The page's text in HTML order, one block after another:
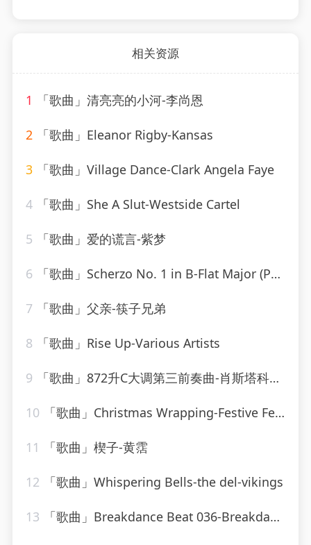
相关资源
1 「歌曲」清亮亮的小河-李尚恩
2 「歌曲」Eleanor Rigby-Kansas
3 「歌曲」Village Dance-Clark Angela Faye
4 「歌曲」She A Slut-Westside Cartel
5 「歌曲」爱的谎言-紫梦
6 「歌曲」Scherzo No. 1 in B-Flat Major (Posthumous) D.593-Paul de Conne、Peter Phillips
7 「歌曲」父亲-筷子兄弟
8 「歌曲」Rise Up-Various Artists
9 「歌曲」872升C大调第三前奏曲-肖斯塔科维奇
10 「歌曲」Christmas Wrapping-Festive Fever
11 「歌曲」楔子-黄霑
12 「歌曲」Whispering Bells-the del-vikings
13 「歌曲」Breakdance Beat 036-Breakdance Beat